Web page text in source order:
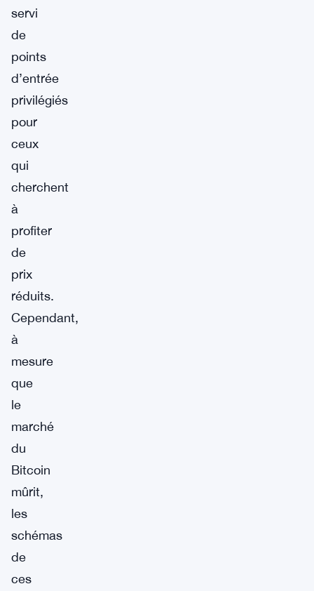
servi
de
points
d’entrée
privilégiés
pour
ceux
qui
cherchent
à
profiter
de
prix
réduits.
Cependant,
à
mesure
que
le
marché
du
Bitcoin
mûrit,
les
schémas
de
ces